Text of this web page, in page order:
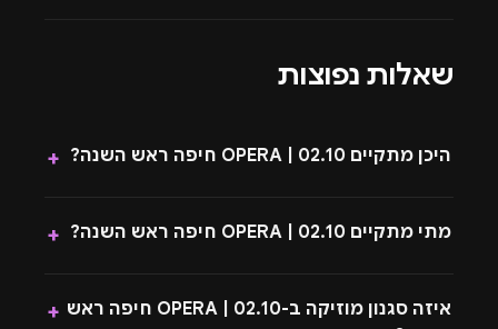
שאלות נפוצות
היכן מתקיים 02.10 | OPERA חיפה ראש השנה? +
מתי מתקיים 02.10 | OPERA חיפה ראש השנה? +
איזה סגנון מוזיקה ב-02.10 | OPERA חיפה ראש +